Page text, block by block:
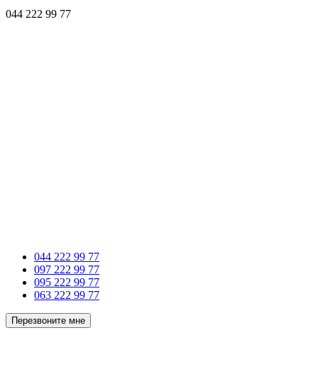
044 222 99 77
044 222 99 77
097 222 99 77
095 222 99 77
063 222 99 77
Перезвоните мне